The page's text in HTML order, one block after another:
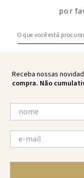
por
Receba nossas
compra. Não